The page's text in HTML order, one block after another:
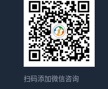
扫码添加微信咨询